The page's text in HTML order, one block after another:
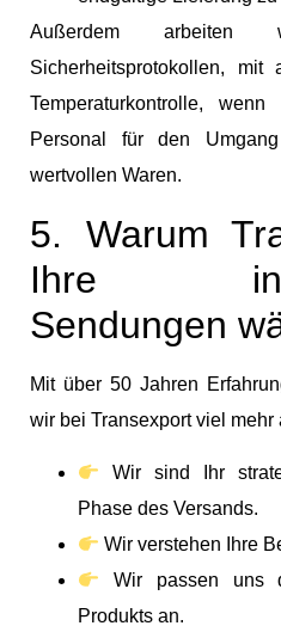
Außerdem arbeiten
Sicherheitsprotokollen, mit
Temperaturkontrolle,
Personal für den
wertvollen Waren.
5. Warum
Ihre
Sendungen
Mit über 50 Jahren
wir bei Transexport viel mehr
Wir sind Ihr
Phase des Versands.
Wir verstehen Ihre
Wir passen uns
Produkts an.